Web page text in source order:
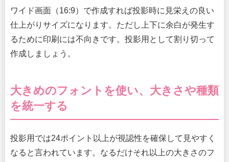
ワイド画面（16:9）で作成すれば投影時に見栄えの良い
仕上がりサイズになります。ただし上下に余白が発生す
るために印刷には不向きです。投影用として割り切って
作成しましょう。
大きめのフォントを使い、大きさや種類
を統一する
投影用では24ポイント以上が視認性を確保して見やすく
なると言われています。なるだけそれ以上の大きさのフ